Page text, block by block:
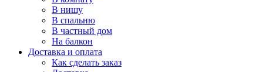
В нишу
В спальню
В частный дом
На балкон
Доставка и оплата
Как сделать заказ